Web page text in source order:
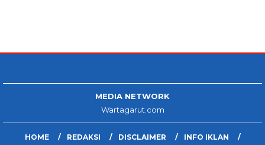
MEDIA NETWORK
Wartagarut.com
HOME REDAKSI DISCLAIMER INFO IKLAN